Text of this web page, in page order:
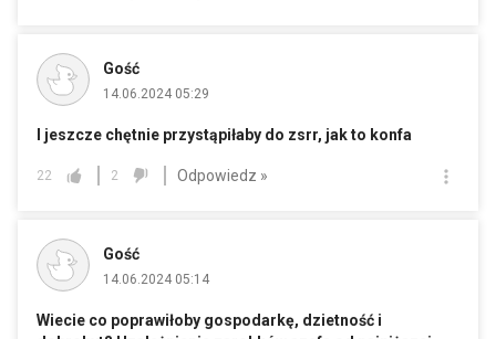
Gość
14.06.2024 05:29
I jeszcze chętnie przystąpiłaby do zsrr, jak to konfa
22 2 Odpowiedz »
Gość
14.06.2024 05:14
Wiecie co poprawiłoby gospodarkę, dzietność i